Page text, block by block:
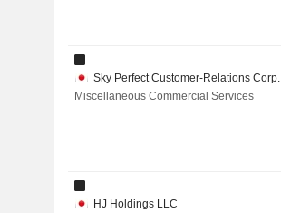
Sky Perfect Customer-Relations Corp.
Miscellaneous Commercial Services
HJ Holdings LLC